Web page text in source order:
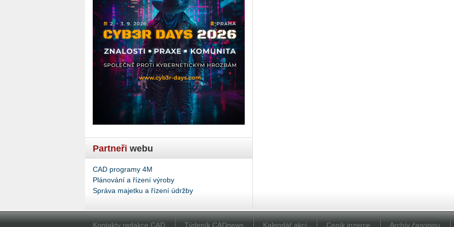
Partneři webu
CAD programy 4M
Plánování a řízení výroby
Správa majetku a řízení údržby
Kontakty redakce CAD Týdeník CADnews Kalendář akcí Ceník inzerce Archív časopisu